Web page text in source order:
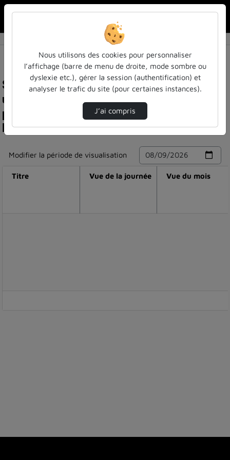
Statistiques de visualisation de la vidéo Spro :
une nouvelle configuration territoriale des
pratiques de la formation, de l'insertion et de
l'orientation ? (partie 2)
Modifier la période de visualisation
Titre Vue de la journée Vue du mois
Nous utilisons des cookies pour personnaliser
l’affichage (barre de menu de droite, mode sombre ou
dyslexie etc.), gérer la session (authentification) et
analyser le trafic du site (pour certaines instances).
J’ai compris